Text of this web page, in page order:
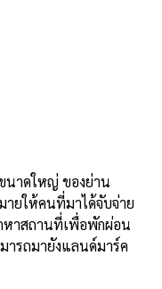
นาดใหญ่ ของย่าน
ยให้คนที่มาได้จับจ่าย
หาสถานที่เพื่อพักผ่อน
ารถมายังแลนด์มาร์ค